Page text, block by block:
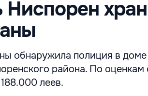
обнаружила полиция в доме
района. По оценкам
леев.